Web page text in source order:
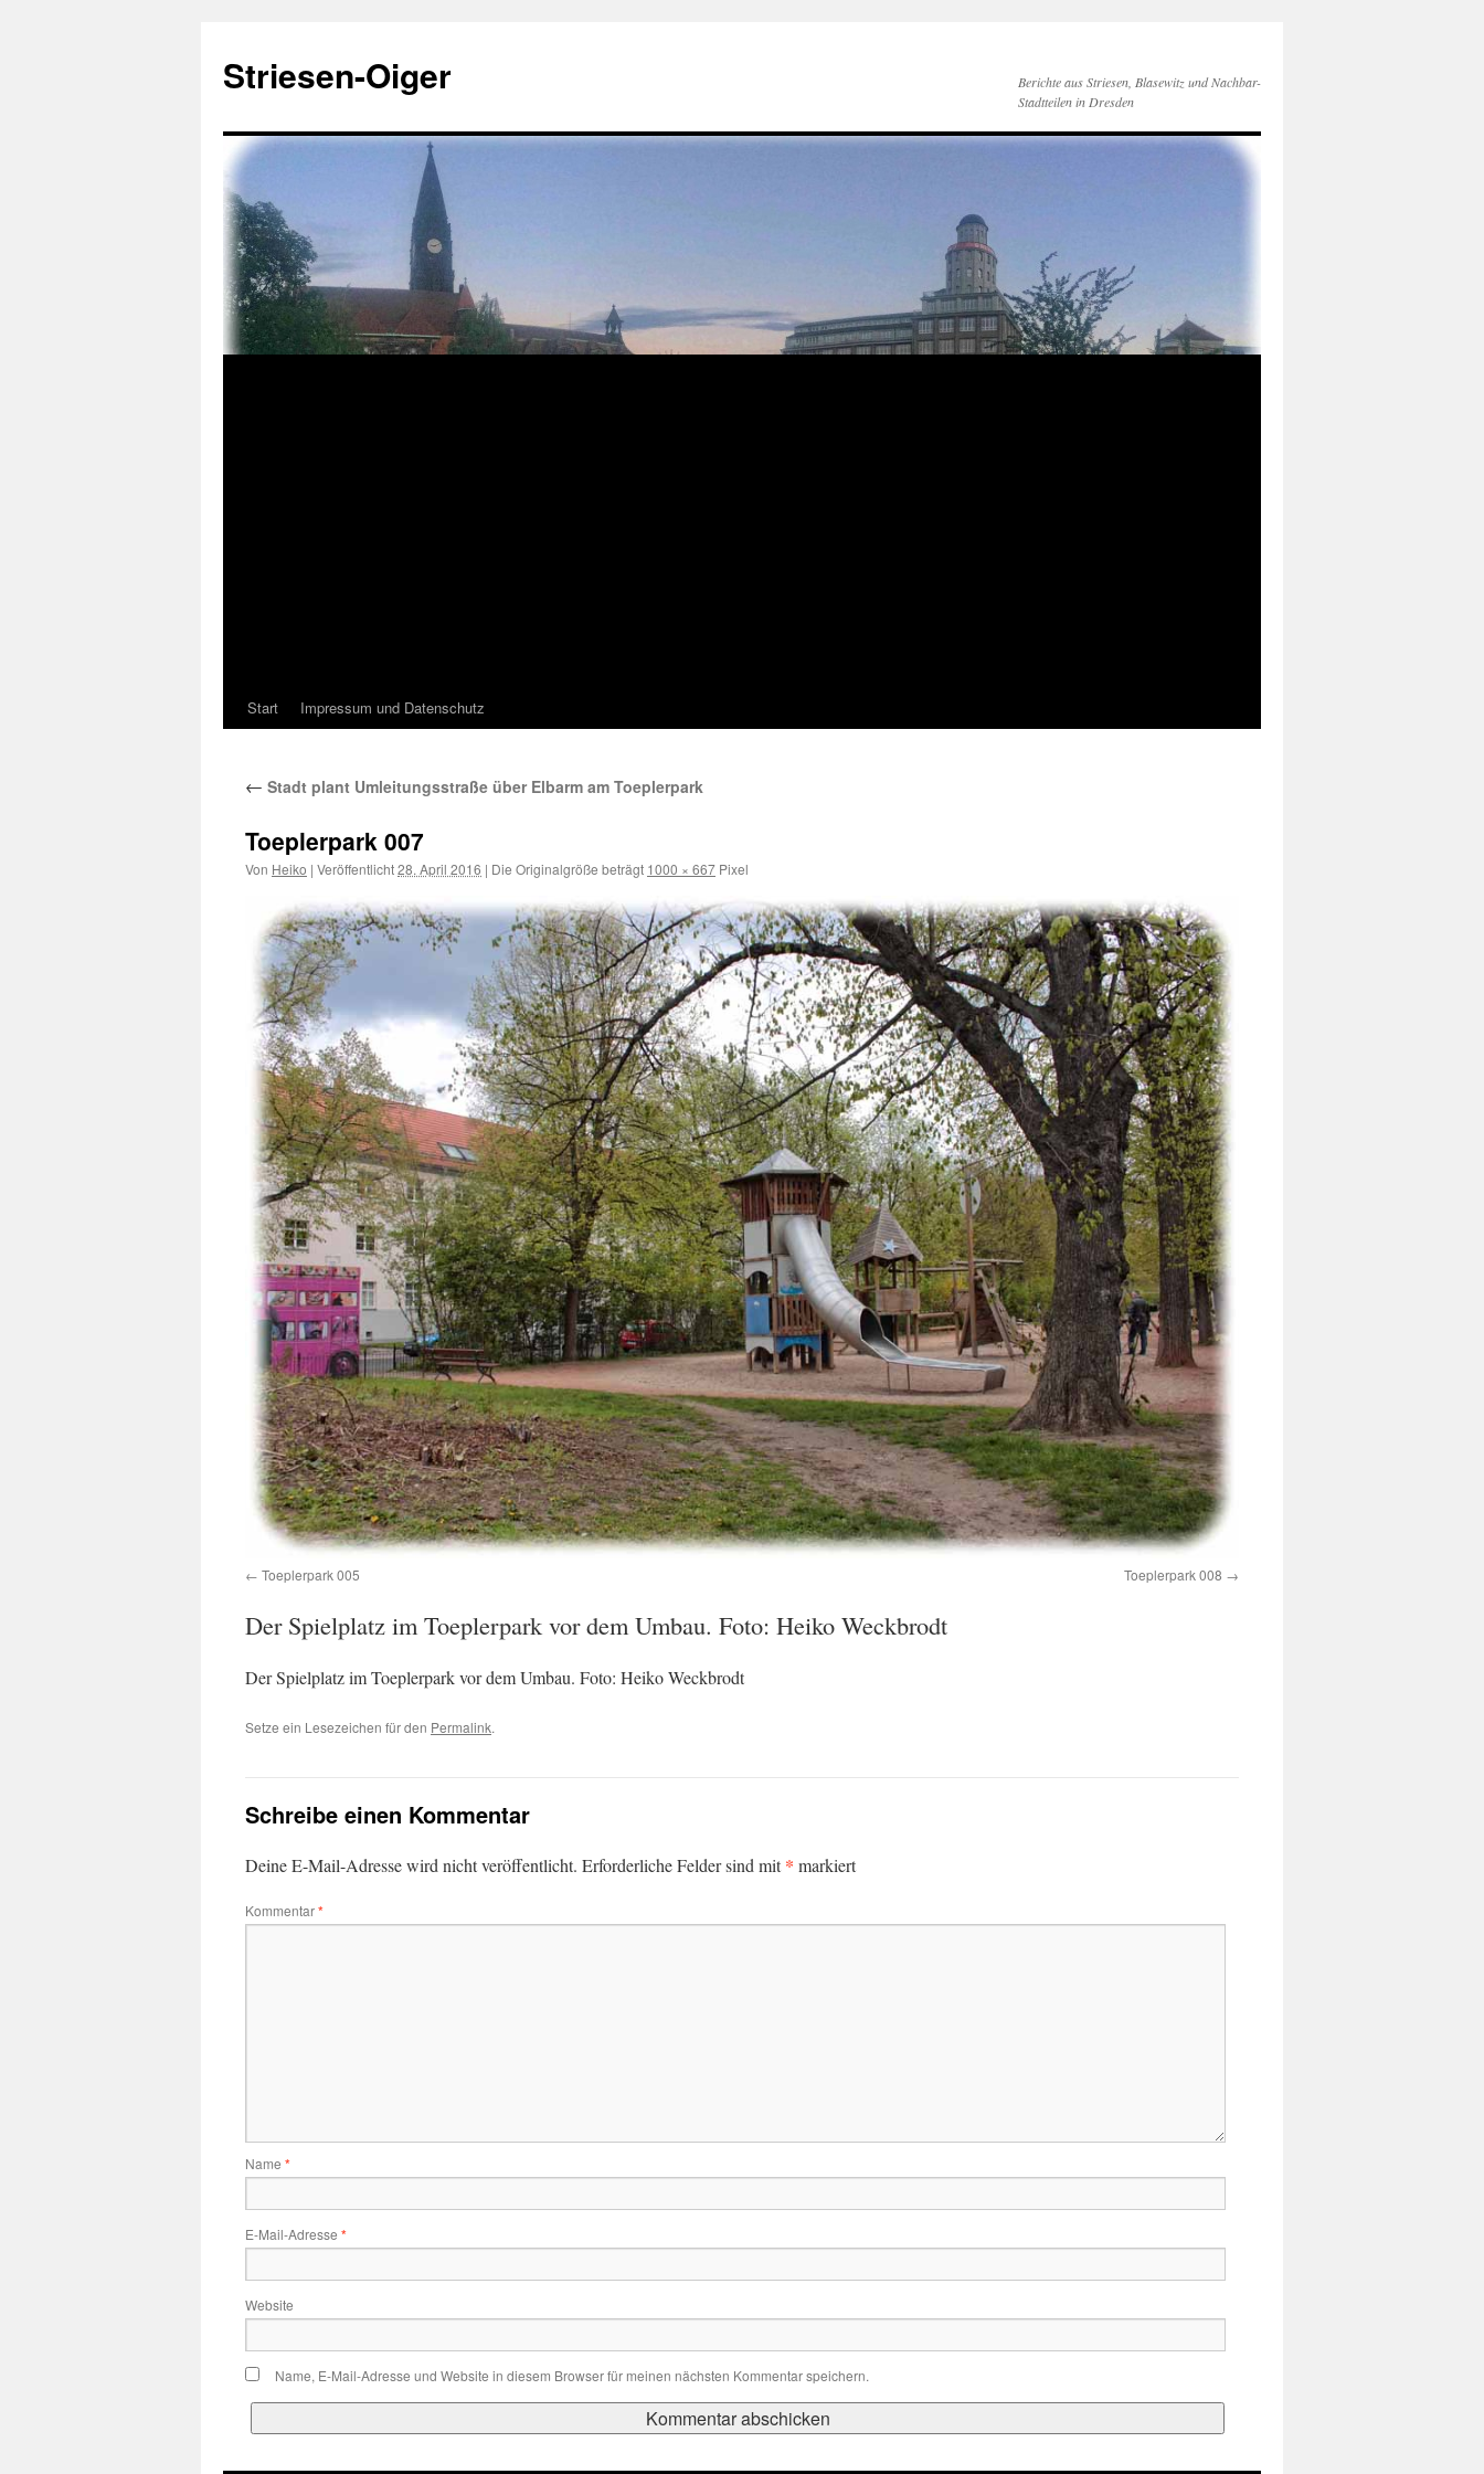
springen
Striesen-Oiger
Berichte aus Striesen, Blasewitz und Nachbar-
Stadtteilen in Dresden
Start Impressum und Datenschutz
← Stadt plant Umleitungsstraße über Elbarm am Toeplerpark
Toeplerpark 007
Von Heiko | Veröffentlicht28. April 2016 | Die Originalgröße beträgt 1000 × 667 Pixel
Toeplerpark 005 Toeplerpark 008
Der Spielplatz im Toeplerpark vor dem Umbau. Foto: Heiko Weckbrodt
Der Spielplatz im Toeplerpark vor dem Umbau. Foto: Heiko Weckbrodt
Setze ein Lesezeichen für den Permalink.
Schreibe einen Kommentar
Deine E-Mail-Adresse wird nicht veröffentlicht. Erforderliche Felder sind mit* markiert
Kommentar*
Name *
E-Mail-Adresse *
Website
Name, E-Mail-Adresse und Website in diesem Browser für meinen nächsten Kommentar speichern.